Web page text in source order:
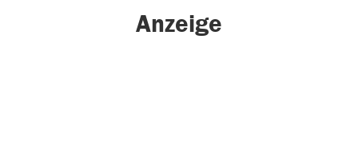
Anzeige